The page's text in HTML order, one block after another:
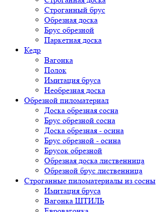
Строганный брус
Обрезная доска
Брус обрезной
Паркетная доска
Кедр
Вагонка
Полок
Имитация бруса
Необрезная доска
Обрезной пиломатериал
Доска обрезная сосна
Брус обрезной сосна
Доска обрезная - осина
Брус обрезной - осина
Брусок обрезной
Обрезная доска лиственница
Обрезной брус лиственница
Строганные пиломатериалы из сосны
Имитация бруса
Вагонка ШТИЛЬ